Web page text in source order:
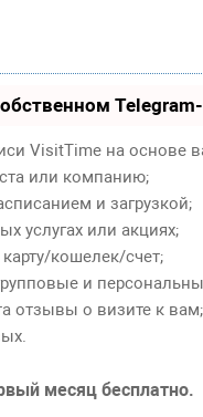
VisitTime на основе
или компанию;
и загрузкой;
услугах или акциях;
кошелек/счет;
и
отзывы о визите к вам;
месяц бесплатно.